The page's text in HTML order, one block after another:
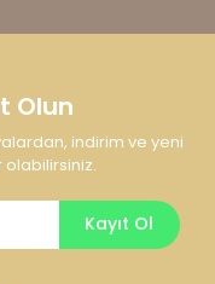
Olun
indirim ve yeni
Kayıt Ol